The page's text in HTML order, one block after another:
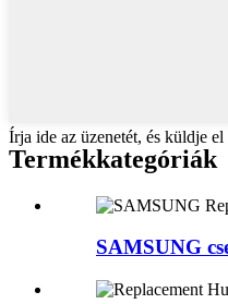
Írja ide az üzenetét, és küldje
Termékkategóriák
SAMSUNG